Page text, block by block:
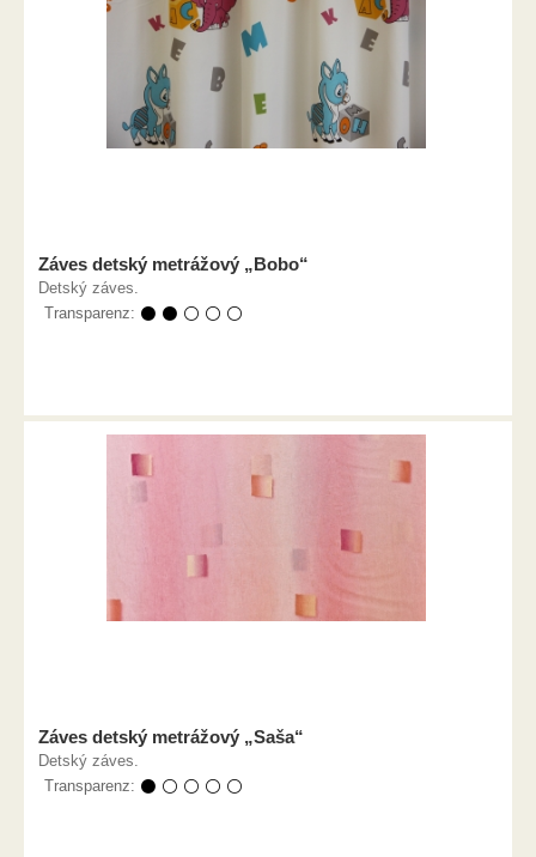
Záves detský metrážový „Bobo“
Detský záves.
Transparenz: ⚫ ⚫ ⚪ ⚪ ⚪
Záves detský metrážový „Saša“
Detský záves.
Transparenz: ⚫ ⚪ ⚪ ⚪ ⚪